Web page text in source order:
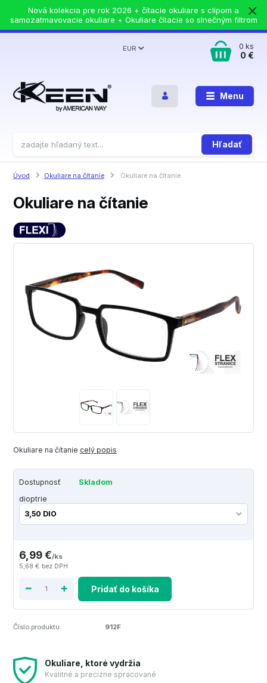
Nová kolekcia pre rok 2026 + čítacie okuliare s clipom a
samozatmavovacie okuliare + Okuliare čítacie so slnečným filtrom
Menu
EUR
Hľadať
0ks
0 €
Úvod Okuliare na čítanie Okuliare na čítanie
Okuliare na čítanie
Okuliare na čítanie celý popis
Dostupnosť
Skladom
dioptrie
6,99 €/ks
5,68 € bez DPH
Pridať do košíka
Číslo produktu: 912F
Okuliare, ktoré vydržia
Kvalitné a precízne spracované